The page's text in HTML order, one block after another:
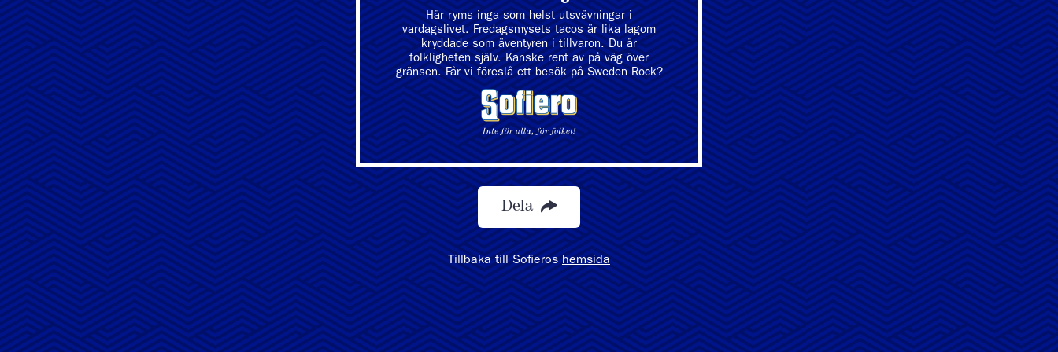
Här ryms inga som helst utsvävningar i
vardagslivet. Fredagsmysets tacos är lika lagom
kryddade som äventyren i tillvaron. Du är
folkligheten själv. Kanske rent av på väg över
gränsen. Får vi föreslå ett besök på Sweden Rock?
Dela
Tillbaka till Sofieroshemsida